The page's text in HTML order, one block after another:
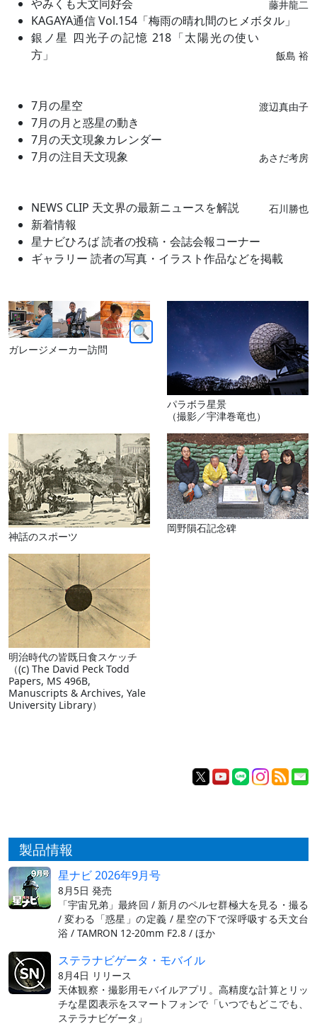
やみくも天文同好会 藤井龍二
KAGAYA通信 Vol.154「梅雨の晴れ間のヒメボタル」
銀ノ星 四光子の記憶 218「太陽光の使い
方」
飯島 裕
7月の星空 渡辺真由子
7月の月と惑星の動き
7月の天文現象カレンダー
7月の注目天文現象
あさだ考房
NEWS CLIP 天文界の最新ニュースを解説 石川勝也
新着情報
星ナビひろば 読者の投稿・会誌会報コーナー
ギャラリー 読者の写真・イラスト作品などを掲載
ガレージメーカー訪問
パラボラ星景
（撮影／宇津巻竜也）
神話のスポーツ
岡野隕石記念碑
明治時代の皆既日食スケッチ
（(c) The David Peck Todd
Papers, MS 496B,
Manuscripts & Archives, Yale
University Library）
製品情報
星ナビ 2026年9月号
8月5日 発売
「宇宙兄弟」最終回 / 新月のペルセ群極大を見る・撮る
/ 変わる「惑星」の定義 / 星空の下で深呼吸する天文台
浴 / TAMRON 12-20mm F2.8 / ほか
ステラナビゲータ・モバイル
8月4日 リリース
天体観察・撮影用モバイルアプリ。高精度な計算とリッ
チな星図表示をスマートフォンで「いつでもどこでも、
ステラナビゲータ」